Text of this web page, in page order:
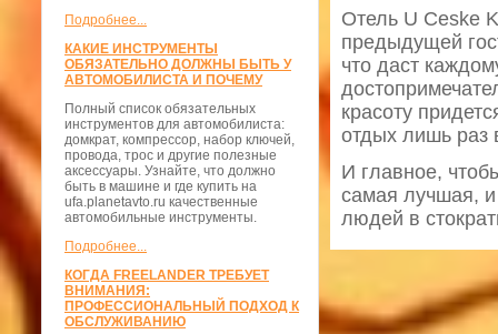
Подробнее...
КАКИЕ ИНСТРУМЕНТЫ
ОБЯЗАТЕЛЬНО ДОЛЖНЫ БЫТЬ У
АВТОМОБИЛИСТА И ПОЧЕМУ
Полный список обязательных
инструментов для автомобилиста:
домкрат, компрессор, набор ключей,
провода, трос и другие полезные
аксессуары. Узнайте, что должно
быть в машине и где купить на
ufa.planetavto.ru качественные
автомобильные инструменты.
Подробнее...
КОГДА FREELANDER ТРЕБУЕТ
ВНИМАНИЯ:
ПРОФЕССИОНАЛЬНЫЙ ПОДХОД К
ОБСЛУЖИВАНИЮ
Отель U Ceske
предыдущей
что даст
красоту
отдых лишь раз
И главное,
самая лучшая, и
людей в